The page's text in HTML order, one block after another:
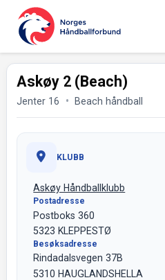
Askøy 2 (Beach)
Jenter 16 Beach håndball
KLUBB
Askøy Håndballklubb
Postadresse
Postboks 360
5323 KLEPPESTØ
Besøksadresse
Rindadalsvegen 37B
5310 HAUGLANDSHELLA